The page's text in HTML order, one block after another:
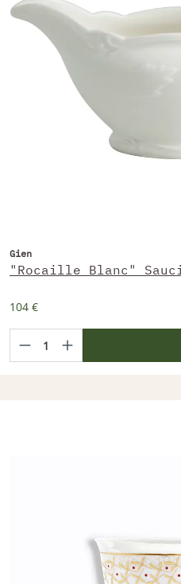
Gien
"Rocaille Blanc"
104 €